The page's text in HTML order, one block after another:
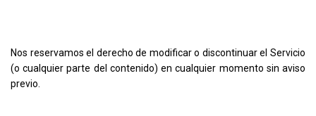
Nos reservamos el derecho de modificar o discontinuar el Servicio
(o cualquier parte del contenido) en cualquier momento sin aviso
previo.